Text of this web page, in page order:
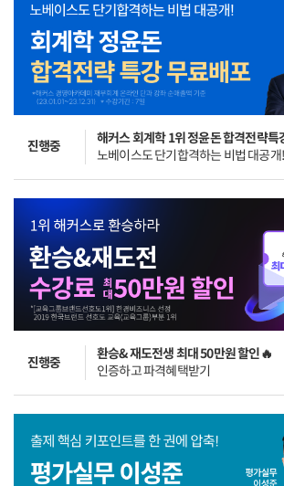
진행중
해커스 회계학 1위 정윤돈 합격전략특
노베이스도 단기합격하는 비법 대공개!
진행중
환승&재도전생 최대 50만원 할인🔥
인증하고 파격혜택받기